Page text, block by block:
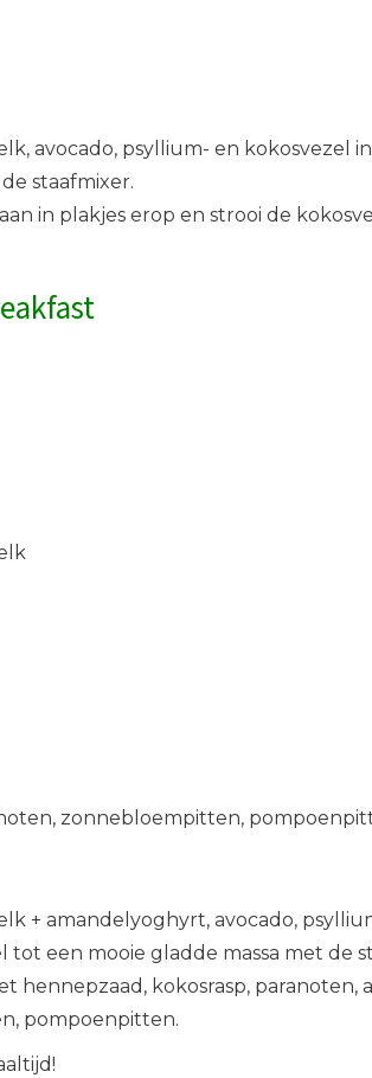
avocado, psyllium- en kokosvezel
staafmixer.
in plakjes erop en strooi de
zonnebloempitten,
+ amandelyoghyrt, avocado,
een mooie gladde massa met de
hennepzaad, kokosrasp, paranoten,
pompoenpitten.